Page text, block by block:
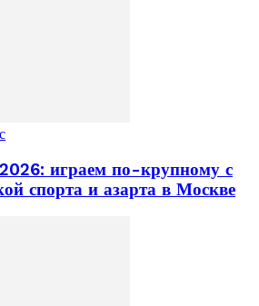
играем по-крупному с
спорта и азарта в Москве